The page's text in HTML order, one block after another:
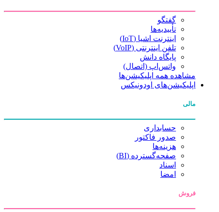
گفتگو
تأییدیه‌ها
اینترنت اشیا (IoT)
تلفن اینترنتی (VoIP)
پایگاه دانش
واتس‌اپ (اتصال)
مشاهده همه اپلیکیشن‌ها
اپلیکیشن‌های اودونیکس
مالی
حسابداری
صدور فاکتور
هزینه‌ها
صفحه‌گسترده (BI)
اسناد
امضا
فروش